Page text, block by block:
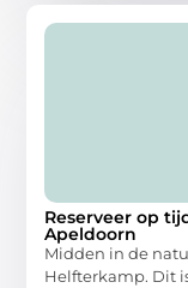
Reserveer op
Apeldoorn
Midden in de
Helfterkamp. Dit